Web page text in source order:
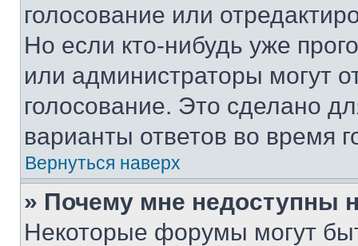
голосование или
Но если кто-нибудь уже
или администраторы могут
голосование. Это сделано
варианты ответов во время
Вернуться наверх
» Почему мне недоступны
Некоторые форумы могут